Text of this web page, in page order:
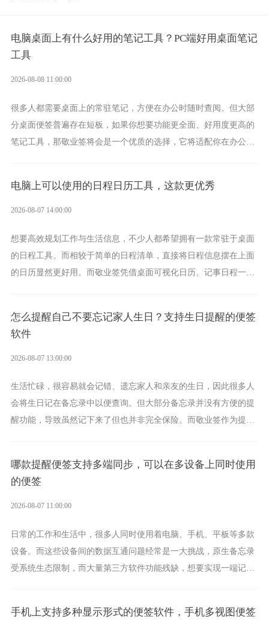
电脑桌面上有什么好用的笔记工具？PC端好用桌面笔记
工具
2026-08-08 11:00:00
很多人都需要桌面上的常驻笔记，方便在办公时随时查阅。但大部
分桌面便签普遍存在短板，如果你想要功能更全面、好用度更高的
笔记工具，那敬业签将会是一个优质的选择，它将适配你在办公、
电脑上可以使用的日程日历工具，这款更优秀
2026-08-07 14:00:00
想要高效规划工作与生活信息，不少人都希望拥有一款常驻于桌面
的日程工具。而相较于简单的日程清单，直接将日程信息摆在上面
的日历显然更好用。而敬业签凭借桌面可视化日历、记事日程一体
怎么提醒自己不要忘记家人生日？支持生日提醒的便签
软件
2026-08-07 13:00:00
生活忙碌，很容易就会记错、遗忘家人和亲友的生日，因此很多人
会将生日记在备忘录中以便查询。但大部分备忘录并没有方便的提
醒功能，导致虽然记下来了但也并非完全保险。而敬业签作为提醒
哪款提醒便签支持多端同步，可以在多设备上同时使用
的便签
2026-08-07 11:00:00
日常的工作和生活中，很多人同时使用着电脑、手机、平板等多款
设备。而这些设备间的数据互通问题经常是一大挑战，原生备忘录
受系统生态限制，而大量第三方软件功能残缺，想要实现一端记
手机上支持多种显示形式的便签软件，手机多视图便签